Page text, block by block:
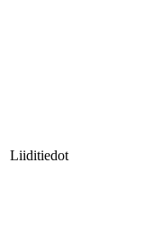
Liiditiedot